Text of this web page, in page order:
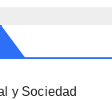
y Sociedad